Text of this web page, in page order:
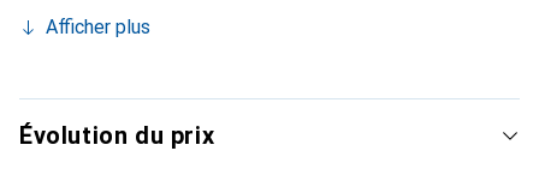
Afficher plus
Évolution du prix